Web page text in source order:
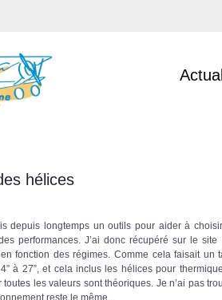
hélices
depuis longtemps un outils pour aider à
performances. J’ai donc récupéré sur le
fonction des régimes. Comme cela faisait
à 27”, et cela inclus les hélices pour
toutes les valeurs sont théoriques. Je n’ai pas
reste le même...